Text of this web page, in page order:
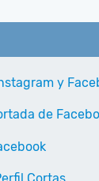
y
de